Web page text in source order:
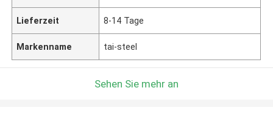
Lieferzeit 8-14 Tage
Markenname tai-steel
Sehen Sie mehr an